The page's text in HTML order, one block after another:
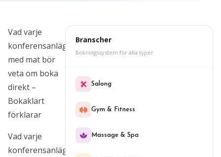
Vad varje
konferensanläggningar
med mat bör
veta om boka
direkt –
Bokaklart
förklarar
Vad varje
konferensanläggning
Branscher
Bokningssystem för alla typer
Salong
Gym & Fitness
Massage & Spa